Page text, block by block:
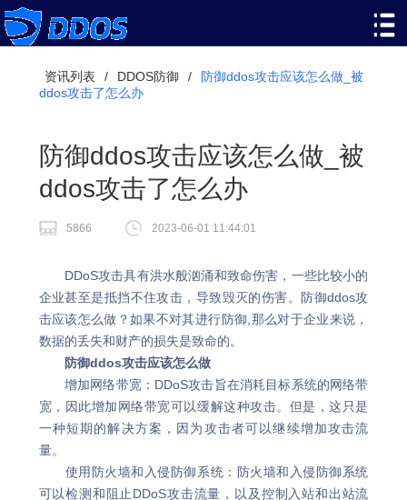
资讯列表 / DDOS防御 /
防御ddos攻击应该怎么做_被
ddos攻击了怎么办
防御ddos攻击应该怎么做_被
ddos攻击了怎么办
5866 2023-06-01 11:44:01
DDoS攻击具有洪水般汹涌和致命伤害，一些比较小的
企业甚至是抵挡不住攻击，导致毁灭的伤害。防御ddos攻
击应该怎么做？如果不对其进行防御,那么对于企业来说，
数据的丢失和财产的损失是致命的。
防御ddos攻击应该怎么做
增加网络带宽：DDoS攻击旨在消耗目标系统的网络带
宽，因此增加网络带宽可以缓解这种攻击。但是，这只是
一种短期的解决方案，因为攻击者可以继续增加攻击流
量。
使用防火墙和入侵防御系统：防火墙和入侵防御系统
可以检测和阻止DDoS攻击流量，以及控制入站和出站流